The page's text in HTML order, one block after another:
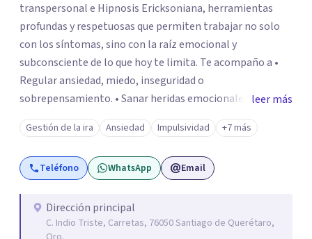
transpersonal e Hipnosis Ericksoniana, herramientas
profundas y respetuosas que permiten trabajar no solo
con los síntomas, sino con la raíz emocional y
subconsciente de lo que hoy te limita. Te acompaño a •
Regular ansiedad, miedo, inseguridad o
sobrepensamiento. • Sanar heridas emocionales y
fortalecer tu autoestima. . Comprender por qué repites
ciertos patrones o emociones. Puedes superar lo que te
preocupa y lograr tus objetivos más pronto de lo que
imaginas. Contáctame por Wahtsapp. Puedo ayudarte.
leer más
Gestión de la ira Ansiedad Impulsividad +7 más
Teléfono WhatsApp Email
Dirección principal
C. Indio Triste, Carretas, 76050 Santiago de Querétaro,